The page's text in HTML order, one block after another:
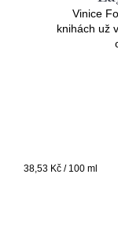
Vinice
knihách už
Měrná
38,53 Kč / 100 ml